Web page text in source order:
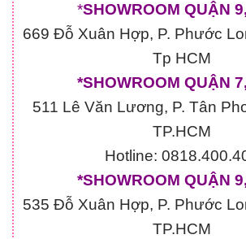
*SHOWROOM QUẬN
669 Đỗ Xuân Hợp, P. Phước
Tp HCM
*SHOWROOM QUẬN
511 Lê Văn Lương, P. Tân
TP.HCM
Hotline:
*SHOWROOM QUẬN
535 Đỗ Xuân Hợp, P. Phước
TP.HCM